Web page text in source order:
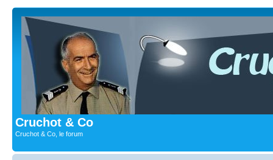
Cruchot & Co
Cruchot & Co, le forum